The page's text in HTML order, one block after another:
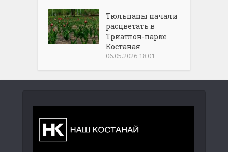
Тюльпаны начали
расцветать в
Триатлон-парке
Костаная
06.05.2026 18:01